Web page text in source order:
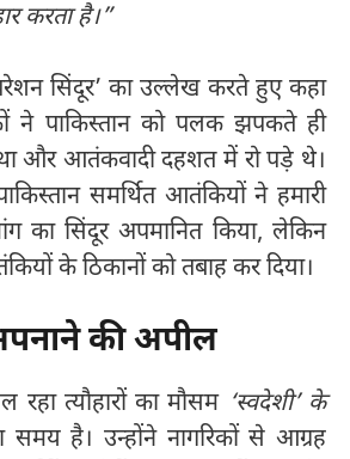
करता है।”
सिंदूर’ का उल्लेख करते हुए कहा
ने पाकिस्तान को पलक झपकते ही
था और आतंकवादी दहशत में रो पड़े थे।
समर्थित आतंकियों ने हमारी
का सिंदूर अपमानित किया, लेकिन
के ठिकानों को तबाह कर दिया।
की अपील
रहा त्यौहारों का मौसम ‘स्वदेशी’ के
समय है। उन्होंने नागरिकों से आग्रह